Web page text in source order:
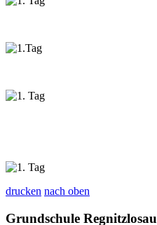
drucken nach oben
Grundschule Regnitzlosau